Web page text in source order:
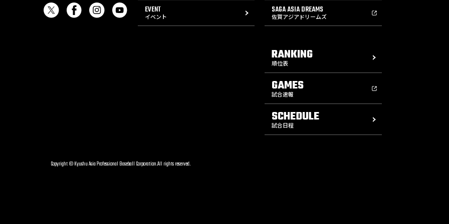
EVENT
イベント
SAGA ASIA DREAMS
佐賀アジアドリームズ
RANKING
順位表
GAMES
試合速報
SCHEDULE
試合日程
Copyright © Kyushu Asia Professional Baseball Corporation.All rights reserved.